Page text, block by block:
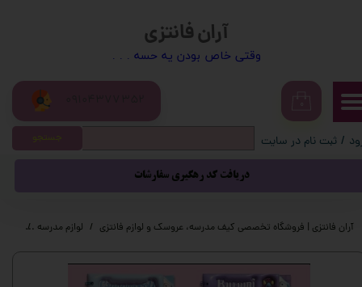
آران فانتزی
​​وقتی خاص بودن یه حسه . . .
/ ثبت نام در سایت
سفارشات
خروج از حساب کاربری
دریافت کد رهگیری سفارشات
جستجو
آران فانتزی | فروشگاه تخصصی کیف مدرسه، عروسک و لوازم فانتزی لوازم مدرسه